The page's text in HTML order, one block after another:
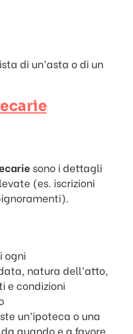
di un’asta o di un
sono i dettagli
(es. iscrizioni
ogni
natura dell’atto,
e condizioni
un’ipoteca o una
quando e a favore